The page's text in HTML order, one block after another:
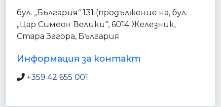
бул. „България“ 131 (продължение на, бул.
„Цар Симеон Велики“, 6014 Железник,
Стара Загора, България
Информация за контакт
+359 42 655 001